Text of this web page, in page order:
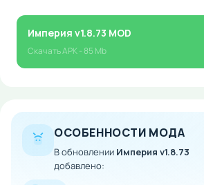
Империя v1.8.73 MOD
СкачатьAPK- 85 Mb
ОСОБЕННОСТИ МОДА
В обновлении Империя v1.8.73
добавлено: